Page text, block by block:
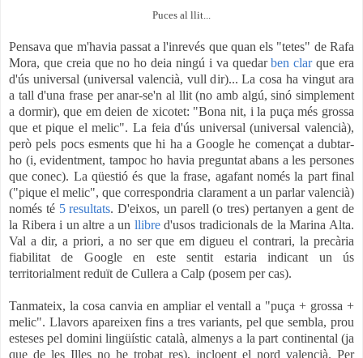
Puces al llit...
Pensava que m'havia passat a l'inrevés que quan els "tetes" de Rafa
Mora, que creia que no ho deia ningú i va quedarben clarque era
d'ús universal (universal valencià, vull dir)... La cosa ha vingut ara
a tall d'una frase per anar-se'n al llit (no amb algú, sinó simplement
a dormir), que em deien de xicotet: "Bona nit, i la puça més grossa
que et pique el melic". La feia d'ús universal (universal valencià),
però pels pocs esments que hi ha a Google he començat a dubtar-
ho (i, evidentment, tampoc ho havia preguntat abans a les persones
que conec). La qüestió és que la frase, agafant només la part final
("pique el melic", que correspondria clarament a un parlar valencià)
només té 5 resultats. D'eixos, un parell (o tres) pertanyen a gent de
la Ribera i un altre a un llibred'usos tradicionals de la Marina Alta.
Val a dir, a priori, a no ser que em digueu el contrari, la precària
fiabilitat de Google en este sentit estaria indicant un ús
territorialment reduït de Cullera a Calp (posem per cas).
Tanmateix, la cosa canvia en ampliar el ventall a "puça + grossa +
melic". Llavors apareixen fins a tres variants, pel que sembla, prou
esteses pel domini lingüístic català, almenys a la part continental (ja
que de les Illes no he trobat res), incloent el nord valencià. Per